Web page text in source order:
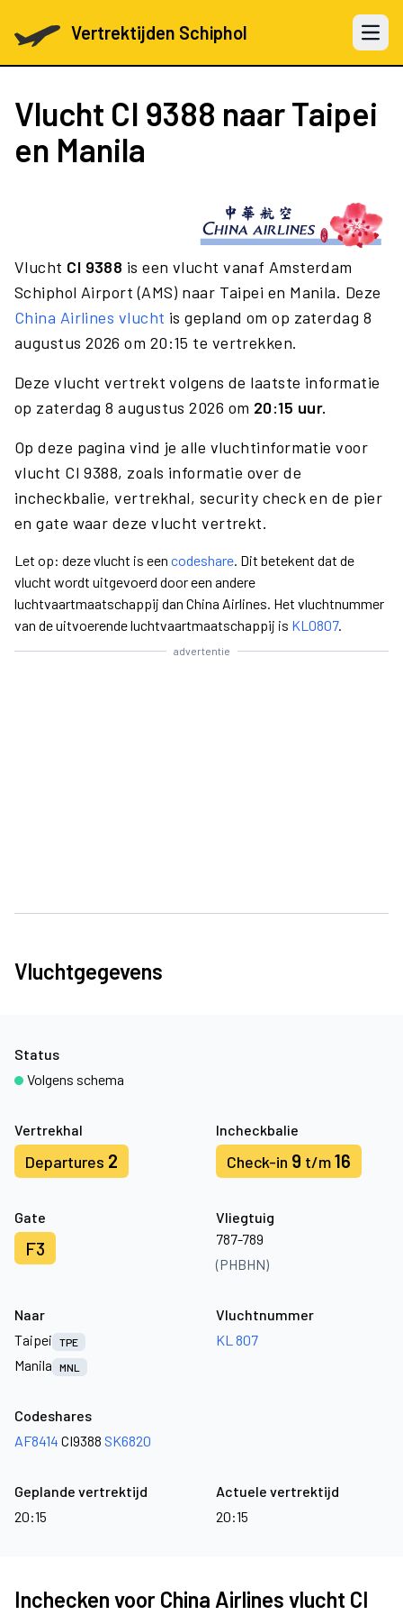
Vertrektijden Schiphol Open
Vlucht CI 9388 naar Taipei
en Manila
Vlucht CI 9388 is een vlucht vanaf Amsterdam
Schiphol Airport (AMS) naar Taipei en Manila. Deze
China Airlines vlucht is gepland om op zaterdag 8
augustus 2026 om 20:15 te vertrekken.
Deze vlucht vertrekt volgens de laatste informatie
op zaterdag 8 augustus 2026 om 20:15 uur.
Op deze pagina vind je alle vluchtinformatie voor
vlucht CI 9388, zoals informatie over de
incheckbalie, vertrekhal, security check en de pier
en gate waar deze vlucht vertrekt.
Let op: deze vlucht is een codeshare. Dit betekent dat de
vlucht wordt uitgevoerd door een andere
luchtvaartmaatschappij dan China Airlines. Het vluchtnummer
van de uitvoerende luchtvaartmaatschappij is KL0807.
advertentie
Vluchtgegevens
Vertrekhal
Departures 2
Incheckbalie
Check-in 9 t/m16
Gate
F3
Vliegtuig
787-789
(PHBHN)
Status
Volgens schema
Naar
Taipei
TPE
Manila MNL
Vluchtnummer
KL 807
Codeshares
AF8414 CI9388 SK6820
Geplande vertrektijd
20:15
Actuele vertrektijd
20:15
Inchecken voor China Airlines vlucht CI